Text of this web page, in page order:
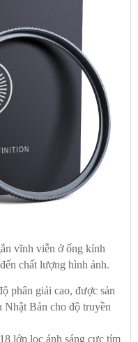
vĩnh viễn ở ống kính
chất lượng hình ảnh.
phân giải cao, được sản
Nhật Bản cho độ truyền
lớp lọc ánh sáng cực tím